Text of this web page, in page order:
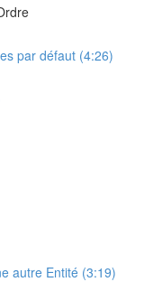
par défaut (4:26)
autre Entité (3:19)